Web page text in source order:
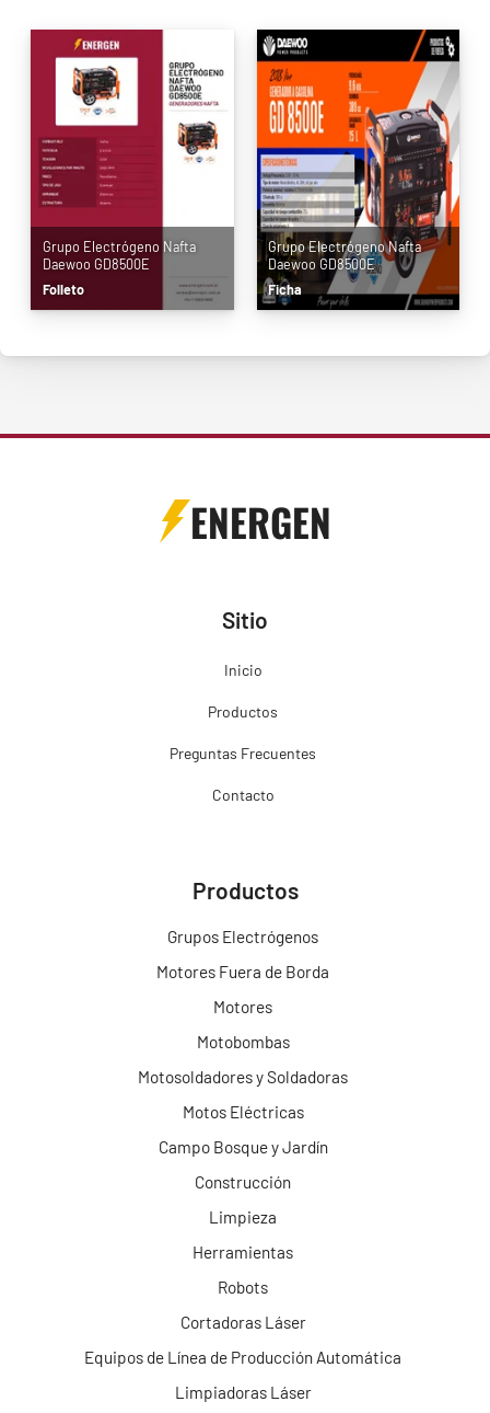
Grupo Electrógeno Nafta
Daewoo GD8500E
Folleto
Grupo Electrógeno Nafta
Daewoo GD8500E
Ficha
ENERGEN
Sitio
Inicio
Productos
Preguntas Frecuentes
Contacto
Productos
Grupos Electrógenos
Motores Fuera de Borda
Motores
Motobombas
Motosoldadores y Soldadoras
Motos Eléctricas
Campo Bosque y Jardín
Construcción
Limpieza
Herramientas
Robots
Cortadoras Láser
Equipos de Línea de Producción Automática
Limpiadoras Láser